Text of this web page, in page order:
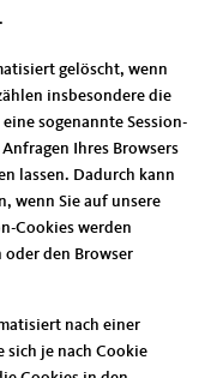
gelöscht, wenn
insbesondere die
sogenannte Session-
Ihres Browsers
lassen. Dadurch kann
wenn Sie auf unsere
Cookies werden
oder den Browser
nach einer
sich je nach Cookie